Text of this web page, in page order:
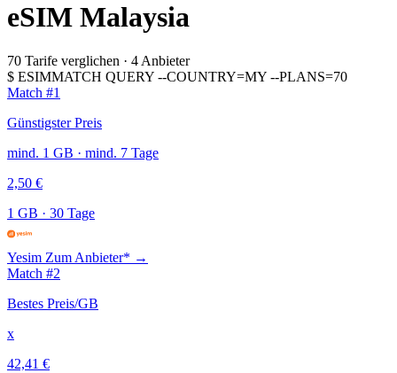
eSIM Malaysia
70 Tarife verglichen · 4 Anbieter
$ ESIMMATCH QUERY --COUNTRY=MY --PLANS=70
Match #1
Günstigster Preis
mind. 1 GB · mind. 7 Tage
2,50 €
1 GB · 30 Tage
Yesim Zum Anbieter* →
Match #2
Bestes Preis/GB
x
42,41 €